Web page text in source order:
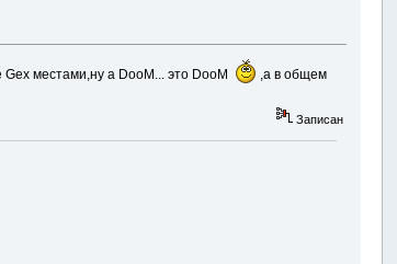
местами,ну а DooM... это DooM
,а в общем
Записан